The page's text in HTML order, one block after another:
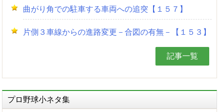
曲がり角での駐車する車両への追突【１５７】
片側３車線からの進路変更－合図の有無－【１５３】
記事一覧
プロ野球小ネタ集